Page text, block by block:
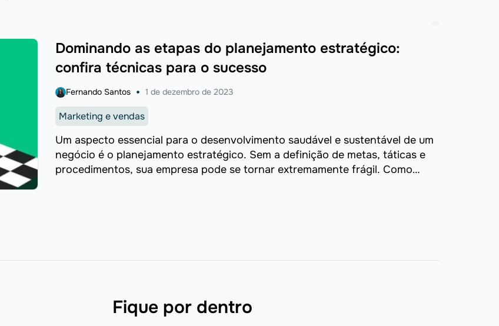
Dominando as etapas do planejamento estratégico:
confira técnicas para o sucesso
Fernando Santos 1 de dezembro de 2023
Marketing e vendas
Um aspecto essencial para o desenvolvimento saudável e sustentável de um
negócio é o planejamento estratégico. Sem a definição de metas, táticas e
procedimentos, sua empresa pode se tornar extremamente frágil. Como
Fique por dentro